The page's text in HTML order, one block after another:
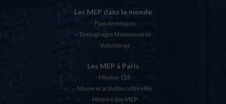
Les MEP dans le monde
Pays de mission
Témoignages Missionnaires
Volontariat
Les MEP à Paris
Mission 128
Musée et activités culturelles
Histoire des MEP